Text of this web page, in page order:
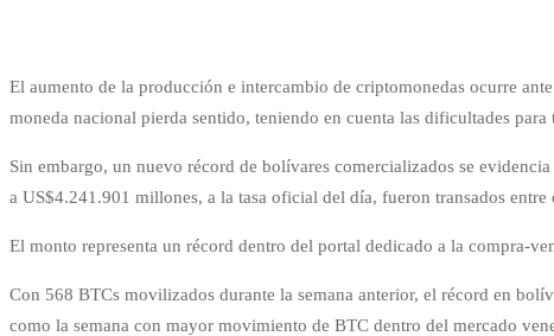
El aumento de la producción e intercambio de criptomonedas ocurre
moneda nacional pierda sentido, teniendo en cuenta las dificultades
Sin embargo, un nuevo récord de bolívares comercializados se
a US$4.241.901 millones, a la tasa oficial del día, fueron transados
El monto representa un récord dentro del portal dedicado a la compra-
Con 568 BTCs movilizados durante la semana anterior, el récord en
como la semana con mayor movimiento de BTC dentro del mercado